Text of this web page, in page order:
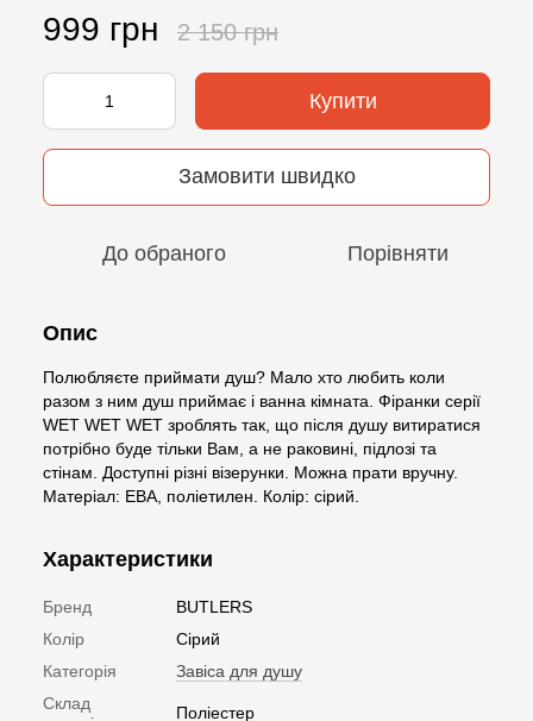
999 грн 2 150 грн
Купити
Замовити швидко
До обраного Порівняти
Опис
Полюбляєте приймати душ? Мало хто любить коли
разом з ним душ приймає і ванна кімната. Фіранки серії
WET WET WET зроблять так, що після душу витиратися
потрібно буде тільки Вам, а не раковині, підлозі та
стінам. Доступні різні візерунки. Можна прати вручну.
Матеріал: ЕВА, поліетилен. Колір: сірий.
Характеристики
Бренд
BUTLERS
Колір
Сірий
Категорія
Завіса для душу
Склад
Поліестер